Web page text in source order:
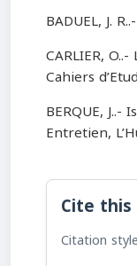
BADUEL, J.
CARLIER,
Cahiers
BERQUE,
Entretien,
Cite
Citation style